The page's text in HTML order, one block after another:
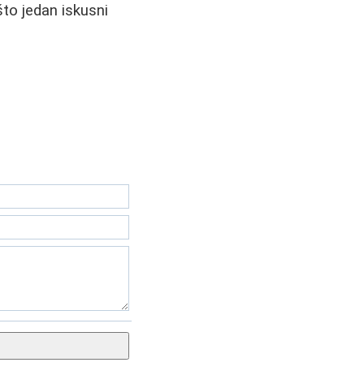
jedan iskusni